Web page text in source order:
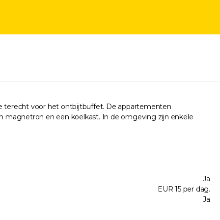
terecht voor het ontbijtbuffet. De appartementen
magnetron en een koelkast. In de omgeving zijn enkele
Ja
EUR 15 per dag.
Ja